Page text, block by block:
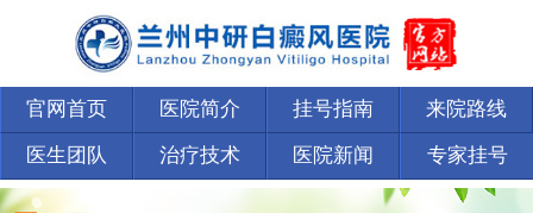
官网首页 医院简介 挂号指南 来院路线
医生团队 治疗技术 医院新闻 专家挂号